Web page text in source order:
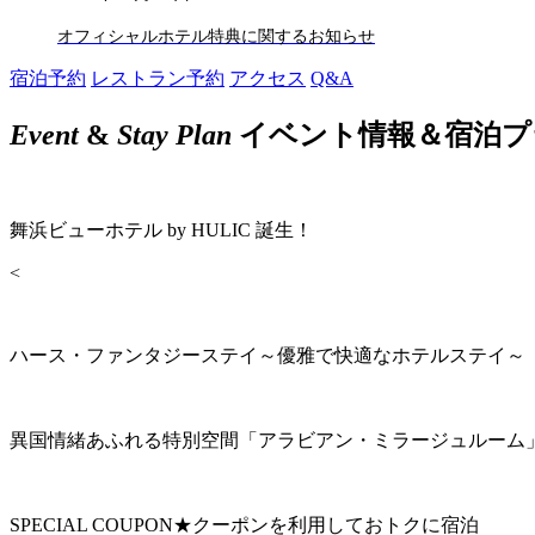
オフィシャルホテル特典に関するお知らせ
宿泊予約 レストラン予約 アクセス Q&A
Event& Stay Plan イベント情報＆宿泊
舞浜ビューホテル by HULIC 誕生！
<
ハース・ファンタジーステイ～優雅で快適なホテルステイ～
異国情緒あふれる特別空間「アラビアン・ミラージュルーム
SPECIAL COUPON★クーポンを利用しておトクに宿泊